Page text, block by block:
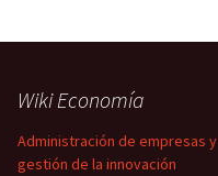
Wiki Economía
Administración de empresas y
gestión de la innovación